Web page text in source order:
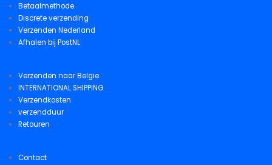
Betaalmethode
Discrete verzending
Verzenden Nederland
Afhalen bij PostNL
Verzenden naar Belgie
INTERNATIONAL SHIPPING
Verzendkosten
verzendduur
Retouren
Contact